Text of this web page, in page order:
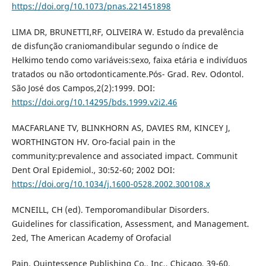
https://doi.org/10.1073/pnas.221451898
LIMA DR, BRUNETTI,RF, OLIVEIRA W. Estudo da prevalência
de disfunção craniomandibular segundo o índice de
Helkimo tendo como variáveis:sexo, faixa etária e indivíduos
tratados ou não ortodonticamente.Pós- Grad. Rev. Odontol.
São José dos Campos,2(2):1999. DOI:
https://doi.org/10.14295/bds.1999.v2i2.46
MACFARLANE TV, BLINKHORN AS, DAVIES RM, KINCEY J,
WORTHINGTON HV. Oro-facial pain in the
community:prevalence and associated impact. Communit
Dent Oral Epidemiol., 30:52-60; 2002 DOI:
https://doi.org/10.1034/j.1600-0528.2002.300108.x
MCNEILL, CH (ed). Temporomandibular Disorders.
Guidelines for classification, Assessment, and Management.
2ed, The American Academy of Orofacial
Pain. Quintessence Publishing Co., Inc,. Chicago, 39-60,